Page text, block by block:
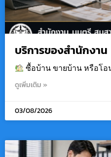
บริการของสำนักงาน
ซื้อบ้าน ขายบ้าน หรือโอ
ดูเพิ่มเติม »
03/08/2026